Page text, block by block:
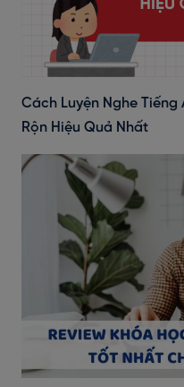
Cách Luyện Nghe
Rộn Hiệu Quả Nhất